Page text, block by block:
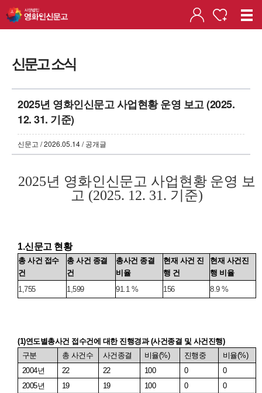
신문고 소식
2025년 영화인신문고 사업현황 운영 보고 (2025.
12. 31. 기준)
신문고 / 2026.05.14 / 공개글
2025년 영화인신문고 사업현황 운영 보
고 (2025. 12. 31. 기준)
1.신문고 현황
총 사건 접수
건
총 사건 종결
건
총사건 종결
비율
현재 사건 진
행 건
현재 사건진
행 비율
1,755
1,599 91.1 % 156 8.9 %
(1)연도별총사건 접수건에 대한 진행경과(사건종결 및 사건진행)
구분
총 사건수 사건종결 비율(%) 진행중 비율(%)
2004년 22 22 100 0
0
2005년 19 19 100 0
0